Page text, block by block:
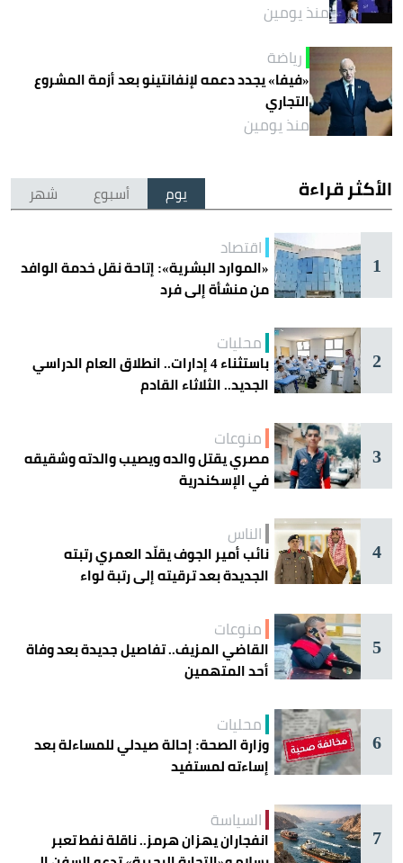
منذ يومين
رياضة
«فيفا» يجدد دعمه لإنفانتينو بعد أزمة المشروع
التجاري
منذ يومين
الأكثر قراءة يوم أسبوع شهر
1
اقتصاد
«الموارد البشرية»: إتاحة نقل خدمة الوافد
من منشأة إلى فرد
2
محليات
باستثناء 4 إدارات.. انطلاق العام الدراسي
الجديد.. الثلاثاء القادم
3
منوعات
مصري يقتل والده ويصيب والدته وشقيقه
في الإسكندرية
4
الناس
نائب أمير الجوف يقلّد العمري رتبته
الجديدة بعد ترقيته إلى رتبة لواء
5
منوعات
القاضي المزيف.. تفاصيل جديدة بعد وفاة
أحد المتهمين
6
محليات
وزارة الصحة: إحالة صيدلي للمساءلة بعد
إساءته لمستفيد
7
السياسة
انفجاران يهزان هرمز.. ناقلة نفط تعبر